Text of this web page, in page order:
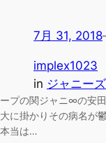
7月 31, 2018
implex1023
in ジャニー
プの関ジャニ∞の安
に掛かりその病名が
当は…